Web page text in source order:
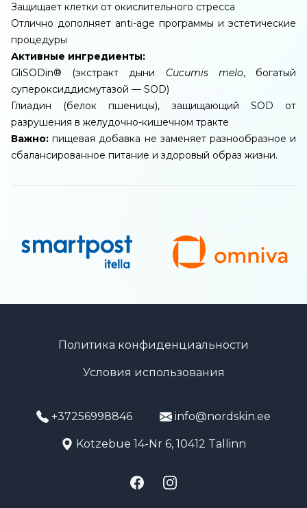
Защищает клетки от окислительного стресса
Отлично дополняет anti-age программы и эстетические
процедуры
Активные ингредиенты:
GliSODin® (экстракт дыни Cucumis melo, богатый
супероксиддисмутазой — SOD)
Глиадин (белок пшеницы), защищающий SOD от
разрушения в желудочно-кишечном тракте
Важно: пищевая добавка не заменяет разнообразное и
сбалансированное питание и здоровый образ жизни.
Политика конфиденциальности
Условия использования
+37256998846 info@nordskin.ee
Kotzebue 14-Nr 6, 10412 Tallinn
FacebookInstagram